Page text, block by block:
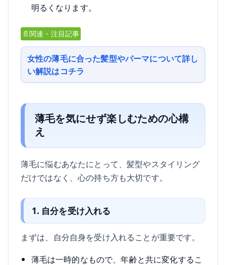
明るくなります。
📄関連・注目記事
女性の薄毛に合った髪型やパーマについて詳し
い解説はコチラ
薄毛を気にせず楽しむための心構
え
薄毛に悩むあなたにとって、髪型やスタイリング
だけではなく、心の持ち方も大切です。
1. 自分を受け入れる
まずは、自分自身を受け入れることが重要です。
薄毛は一時的なもので、年齢と共に変化するこ